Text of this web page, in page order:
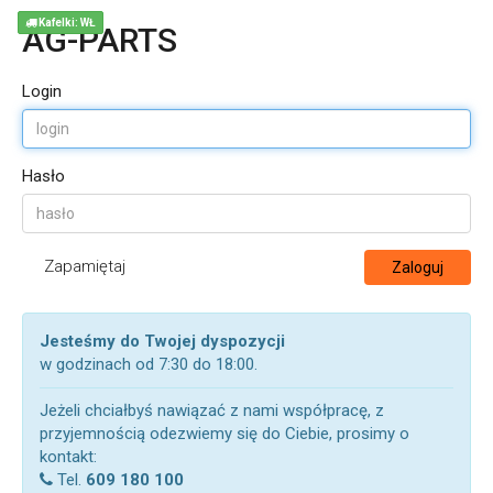
AG-PARTS
Login
Hasło
Zapamiętaj Zaloguj
Jesteśmy do Twojej dyspozycji
w godzinach od 7:30 do 18:00.
Jeżeli chciałbyś nawiązać z nami współpracę, z
przyjemnością odezwiemy się do Ciebie, prosimy o
kontakt:
Tel. 609 180 100
Kafelki: WŁ